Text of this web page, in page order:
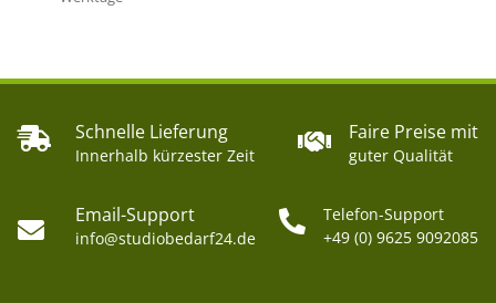
Schnelle Lieferung
Innerhalb kürzester Zeit
Faire Preise mit
guter Qualität
Email-Support
info@studiobedarf24.de
Telefon-Support
+49 (0) 9625 9092085